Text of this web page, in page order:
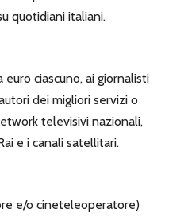
quotidiani italiani.
ciascuno, ai giornalisti
dei migliori servizi o
televisivi nazionali,
e i canali satellitari.
e/o cineteleoperatore)